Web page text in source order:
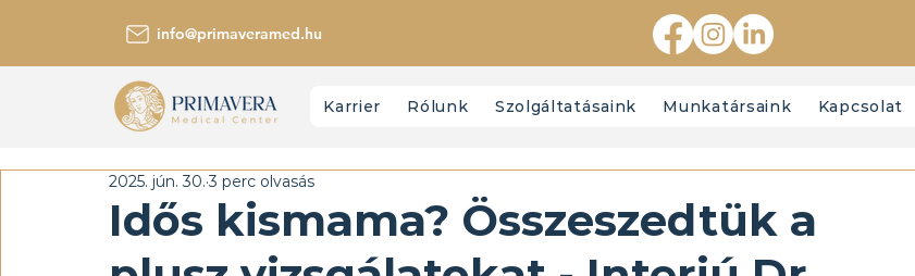
info@primaveramed.hu
Karrier Rólunk Szolgáltatásaink Munkatársaink Kapcsolat
Idős kismama? Összeszedtük a
2025. jún. 30. 3 perc olvasás